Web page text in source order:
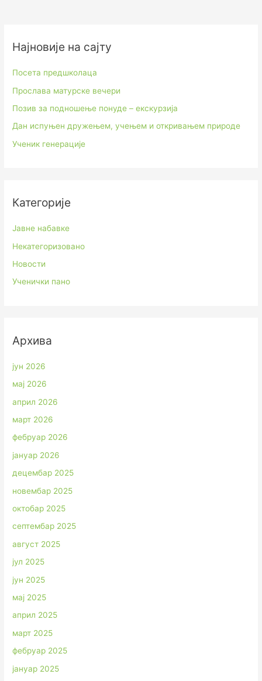
Најновије на сајту
Посета предшколаца
Прослава матурске вечери
Позив за подношење понуде – екскурзија
Дан испуњен дружењем, учењем и откривањем природе
Ученик генерације
Категорије
Јавне набавке
Некатегоризовано
Новости
Ученички пано
Архива
јун 2026
мај 2026
април 2026
март 2026
фебруар 2026
јануар 2026
децембар 2025
новембар 2025
октобар 2025
септембар 2025
август 2025
јул 2025
јун 2025
мај 2025
април 2025
март 2025
фебруар 2025
јануар 2025